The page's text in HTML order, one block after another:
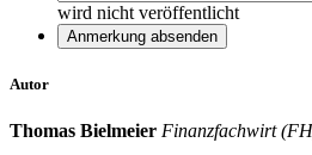
wird nicht veröffentlicht
Autor
Thomas Bielmeier Finanzfachwirt